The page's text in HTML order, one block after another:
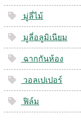
มู่ลี่ไม้
มูลี่อลูมิเนียม
ฉากกันห้อง
วอลเปเปอร์
ฟิล์ม